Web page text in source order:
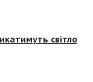
світло